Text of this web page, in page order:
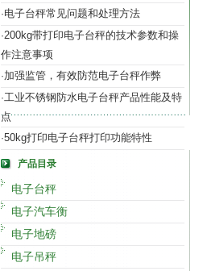
·电子台秤常见问题和处理方法
·200kg带打印电子台秤的技术参数和操
作注意事项
·加强监管，有效防范电子台秤作弊
·工业不锈钢防水电子台秤产品性能及特
点
·50kg打印电子台秤打印功能特性
产品目录
电子台秤
电子汽车衡
电子地磅
电子吊秤